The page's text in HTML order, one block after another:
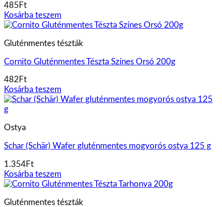
485 Ft
Kosárba teszem
Gluténmentes tészták
Cornito Gluténmentes Tészta Színes Orsó 200g
482 Ft
Kosárba teszem
Ostya
Schar (Schär) Wafer gluténmentes mogyorós ostya 125 g
1.354Ft
Kosárba teszem
Gluténmentes tészták